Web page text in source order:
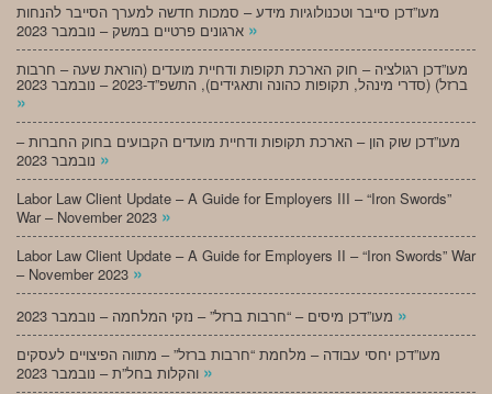
מעו”דכן סייבר וטכנולוגיות מידע – סמכות חדשה למערך הסייבר להנחות
»
מעו”דכן רגולציה – חוק הארכת תקופות ודחיית מועדים (הוראת שעה – חרבות
ברזל) (סדרי מינהל, תקופות כהונה ותאגידים), התשפ”ד-2023 – נובמבר 2023
»
מעו”דכן שוק הון – הארכת תקופות ודחיית מועדים הקבועים בחוק החברות –
»
Labor Law Client Update – A Guide for Employers III – “Iron Swords”
War – November 2023 »
Labor Law Client Update – A Guide for Employers II – “Iron Swords” War
– November 2023 »
»
מעו”דכן יחסי עבודה – מלחמת “חרבות ברזל” – מתווה הפיצויים לעסקים
»